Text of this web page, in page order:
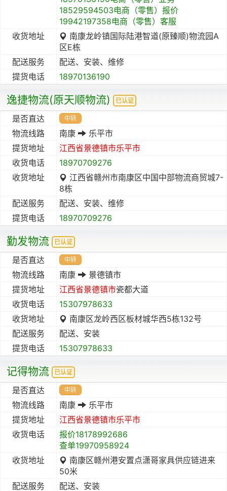
18529594503电商（零售）报价
19942197358电商（零售）客服
收货地址
南康龙岭镇国际陆港智道(原臻顺)物流园A
区E栋
配送服务
配送、安装、维修
提货电话
18970136190
逸捷物流(原天顺物流) 已认证
是否直达 中转
物流线路 南康
乐平市
提货地址
江西省景德镇市乐平市
收货电话
18970709276
收货地址
江西省赣州市南康区中国中部物流商贸城7-
8栋
配送服务
配送、安装、维修
提货电话
18970709276
勤发物流 已认证
是否直达 中转
物流线路 南康
景德镇市
提货地址
江西省景德镇市瓷都大道
收货电话
15307978633
收货地址
南康区龙岭西区板材城华西5栋132号
配送服务
配送、安装
提货电话
15307978633
记得物流 已认证
是否直达 中转
物流线路 南康
乐平市
提货地址
江西省景德镇市乐平市
收货电话
报价18178992686
查单19970958924
收货地址
南康区赣州港安置点潇哥家具供应链进来
50米
配送服务
配送、安装